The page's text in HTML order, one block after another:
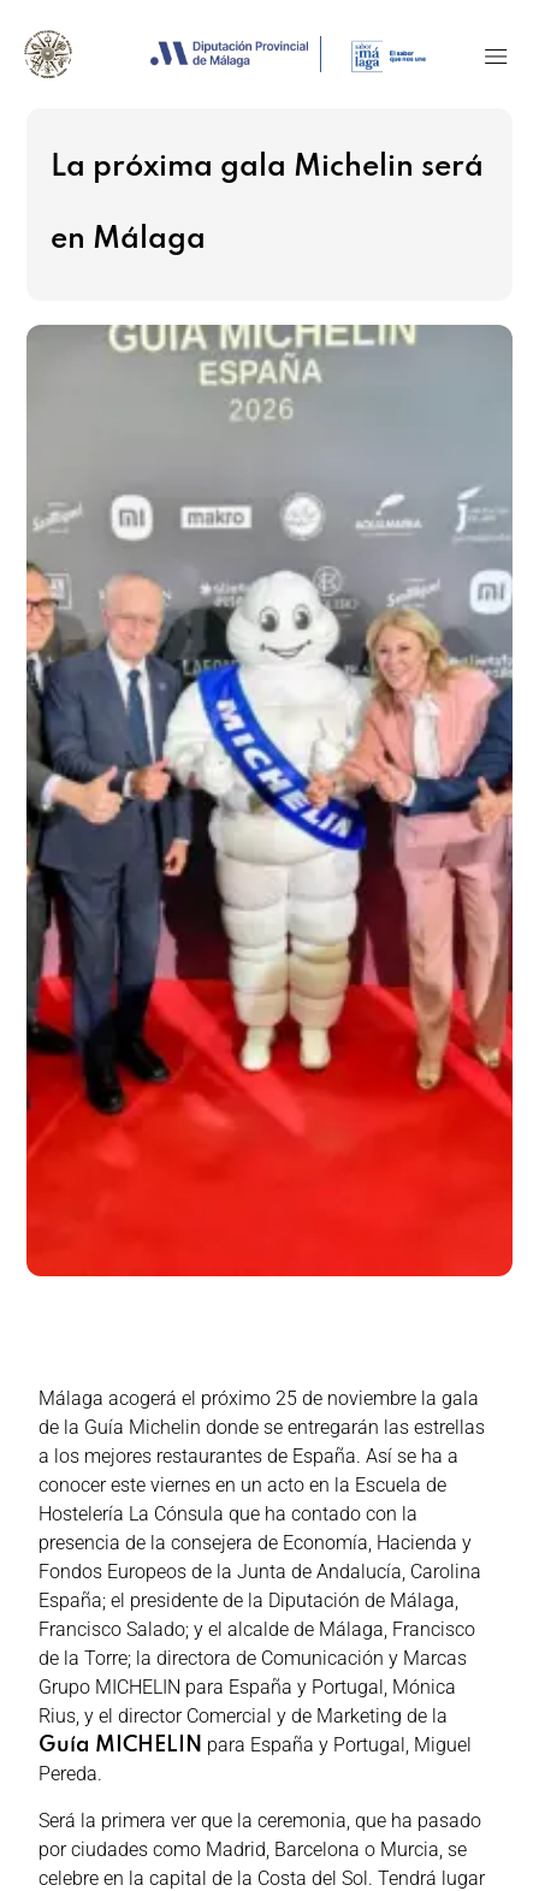
La próxima gala Michelin será
en Málaga
Málaga acogerá el próximo 25 de noviembre la gala
de la Guía Michelin donde se entregarán las estrellas
a los mejores restaurantes de España. Así se ha a
conocer este viernes en un acto en la Escuela de
Hostelería La Cónsula que ha contado con la
presencia de la consejera de Economía, Hacienda y
Fondos Europeos de la Junta de Andalucía, Carolina
España; el presidente de la Diputación de Málaga,
Francisco Salado; y el alcalde de Málaga, Francisco
de la Torre; la directora de Comunicación y Marcas
Grupo MICHELIN para España y Portugal, Mónica
Rius, y el director Comercial y de Marketing de la
Guía MICHELIN para España y Portugal, Miguel
Pereda.
Será la primera ver que la ceremonia, que ha pasado
por ciudades como Madrid, Barcelona o Murcia, se
celebre en la capital de la Costa del Sol. Tendrá lugar